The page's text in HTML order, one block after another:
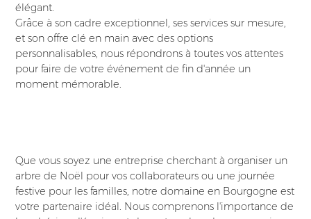
élégant.
Grâce à son cadre exceptionnel, ses services sur mesure,
et son offre clé en main avec des options
personnalisables, nous répondrons à toutes vos attentes
pour faire de votre événement de fin d'année un
moment mémorable.
Que vous soyez une entreprise cherchant à organiser un
arbre de Noël pour vos collaborateurs ou une journée
festive pour les familles, notre domaine en Bourgogne est
votre partenaire idéal. Nous comprenons l'importance de